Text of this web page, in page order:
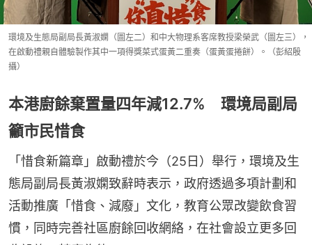
環境及生態局副局長黃淑嫻（圖左二）和中大物理系客席教授梁榮武（圖左三），
在啟動禮親自體驗製作其中一項得獎菜式蛋黃二重奏（蛋黃蛋捲餅）。（彭紹殷
攝）
本港廚餘棄置量四年減12.7% 環境局副局
籲市民惜食
「惜食新篇章」啟動禮於今（25日）舉行，環境及生
態局副局長黃淑嫻致辭時表示，政府透過多項計劃和
活動推廣「惜食、減廢」文化，教育公眾改變飲食習
慣，同時完善社區廚餘回收網絡，在社會設立更多回